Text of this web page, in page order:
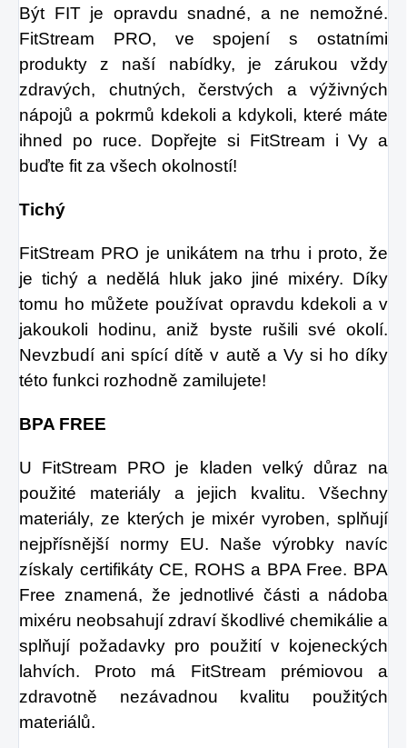
Být FIT je opravdu snadné, a ne nemožné.
FitStream PRO, ve spojení s ostatními
produkty z naší nabídky, je zárukou vždy
zdravých, chutných, čerstvých a výživných
nápojů a pokrmů kdekoli a kdykoli, které máte
ihned po ruce. Dopřejte si FitStream i Vy a
buďte fit za všech okolností!
Tichý
FitStream PRO je unikátem na trhu i proto, že
je tichý a nedělá hluk jako jiné mixéry. Díky
tomu ho můžete používat opravdu kdekoli a v
jakoukoli hodinu, aniž byste rušili své okolí.
Nevzbudí ani spící dítě v autě a Vy si ho díky
této funkci rozhodně zamilujete!
BPA FREE
U FitStream PRO je kladen velký důraz na
použité materiály a jejich kvalitu. Všechny
materiály, ze kterých je mixér vyroben, splňují
nejpřísnější normy EU. Naše výrobky navíc
získaly certifikáty CE, ROHS a BPA Free. BPA
Free znamená, že jednotlivé části a nádoba
mixéru neobsahují zdraví škodlivé chemikálie a
splňují požadavky pro použití v kojeneckých
lahvích. Proto má FitStream prémiovou a
zdravotně nezávadnou kvalitu použitých
materiálů.